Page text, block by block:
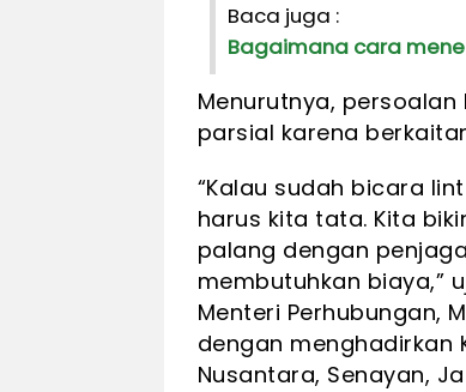
Baca juga :
Bagaimana cara
Menurutnya,
parsial karena
“Kalau sudah bicara
harus kita tata. Kita
palang dengan
membutuhkan biaya,”
Menteri Perhubungan,
dengan menghadirkan
Nusantara, Senayan,